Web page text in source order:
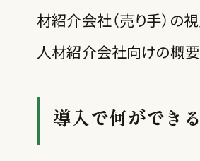
材紹介会社（売り手）の
人材紹介会社向けの概
導入で何ができ